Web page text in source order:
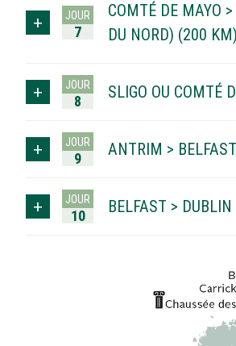
JOUR
7
COMTÉ DE MAYO
DU NORD) (200 KM)
JOUR
8 SLIGO OU COMTÉ
JOUR
9 ANTRIM >
JOUR
10 BELFAST >